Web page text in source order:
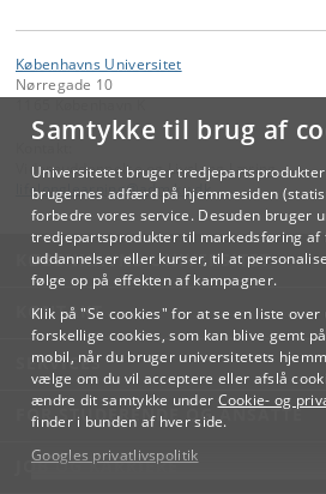
Samtykke til brug af
Universitetet bruger
brugernes adfærd på hjemmesiden
forbedre vores service. Desuden bruger
tredjepartsprodukter til markedsføring af
uddannelser eller kurser, til at
følge op på effekten af kampagner.
Klik på "Se cookies" for at se en liste
forskellige cookies, som kan blive gemt
mobil, når du bruger universitetets
vælge om du vil acceptere eller afslå
ændre dit samtykke under Cookie- og
finder i bunden af hver side.
Googles privatlivspolitik
Københavns Universitet
Nørregade 10
Videreuddannelse og Livslang Læring
lifelonglearning@adm.ku.dk
KØBENHAVNS UNIVERSITET
KONTAKT
SERVICES
FOR STUDERENDE OG ANSATTE
JOB OG KARRIERE